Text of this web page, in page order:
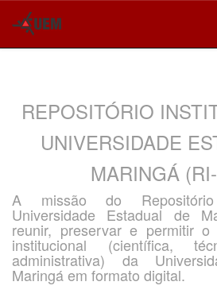
REPOSITÓRIO
UNIVERSIDADE
MARINGÁ
A missão do
Universidade Estadual de
reunir, preservar e permitir
institucional (científica,
administrativa) da
Maringá em formato digital.